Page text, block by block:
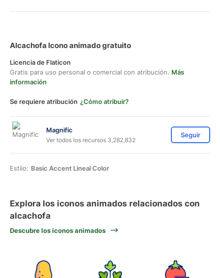
Alcachofa Icono animado gratuito
Licencia de Flaticon
Gratis para uso personal o comercial con atribución. Más
información
Se requiere atribución ¿Cómo atribuir?
Magnific
Ver todos los recursos 3,282,832
Seguir
Estilo: Basic Accent Lineal Color
Explora los iconos animados relacionados con
alcachofa
Descubre los iconos animados